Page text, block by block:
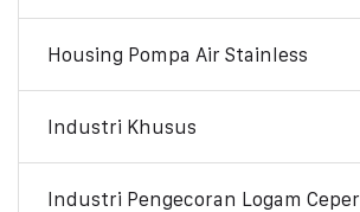
Housing Pompa Air Stainless
Industri Khusus
Industri Pengecoran Logam Ceper